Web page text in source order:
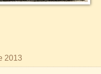
2013